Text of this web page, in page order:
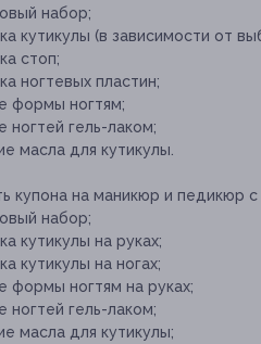
набор;
кутикулы (в зависимости от
стоп;
ногтевых пластин;
формы ногтям;
ногтей гель-лаком;
масла для кутикулы.
купона на маникюр и педикюр
набор;
кутикулы на руках;
кутикулы на ногах;
формы ногтям на руках;
ногтей гель-лаком;
масла для кутикулы;